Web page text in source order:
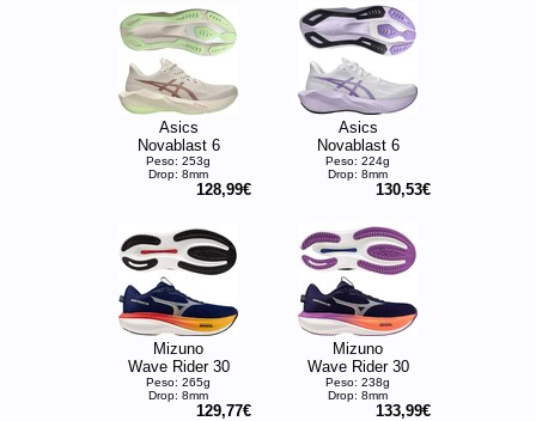
Asics
Novablast 6
Peso: 253g
Drop: 8mm
128,99€
Asics
Novablast 6
Peso: 224g
Drop: 8mm
130,53€
Mizuno
Wave Rider 30
Peso: 265g
Drop: 8mm
129,77€
Mizuno
Wave Rider 30
Peso: 238g
Drop: 8mm
133,99€